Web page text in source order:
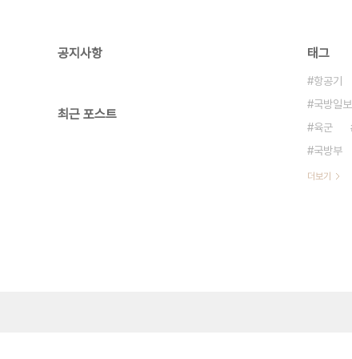
공지사항
최근 포스트
태그
항공기
국방일보
육군
국방부
더보기